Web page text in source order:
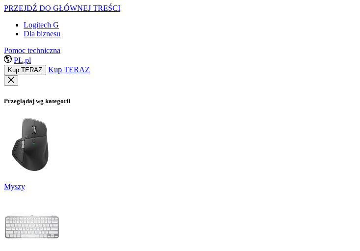
PRZEJDŹ DO GŁÓWNEJ TREŚCI
Logitech G
Dla biznesu
Pomoc techniczna
PL,pl
Kup TERAZ Kup TERAZ
Przeglądaj wg kategorii
Myszy